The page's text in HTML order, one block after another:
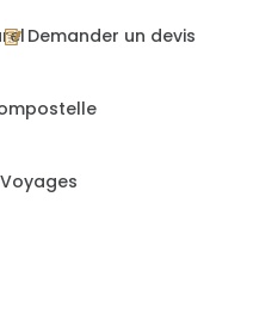
Demander un devis